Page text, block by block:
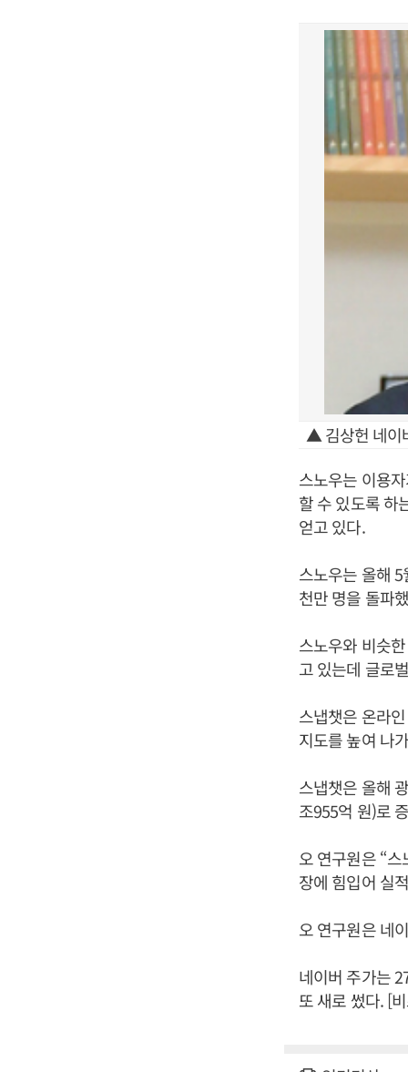
▲ 김상헌 네이
스노우는 이용
할 수 있도록 하
얻고 있다.
스노우는 올해
천만 명을 돌파
스노우와 비슷
고 있는데 글로
스냅챗은 온라
지도를 높여 나
스냅챗은 올해
조955억 원)로
오 연구원은 “
장에 힘입어 실
오 연구원은 네
네이버 주가는
또 새로 썼다. [